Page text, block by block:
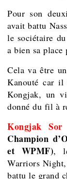
Pour son
avait battu
le sociétaire
a bien sa
Cela va être
Kanouté car il
Kongjak, un
donné du fil à
Kongjak Sor
Champion
et WPMF),
Warriors
battu le grand